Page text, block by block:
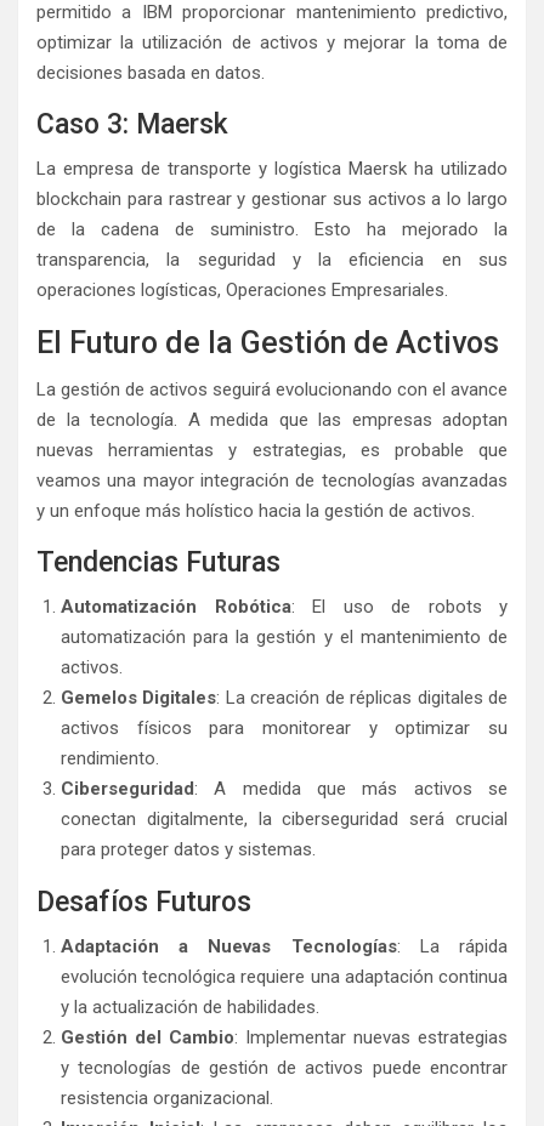
permitido a IBM proporcionar mantenimiento predictivo,
optimizar la utilización de activos y mejorar la toma de
decisiones basada en datos.
Caso 3: Maersk
La empresa de transporte y logística Maersk ha utilizado
blockchain para rastrear y gestionar sus activos a lo largo
de la cadena de suministro. Esto ha mejorado la
transparencia, la seguridad y la eficiencia en sus
operaciones logísticas, Operaciones Empresariales.
El Futuro de la Gestión de Activos
La gestión de activos seguirá evolucionando con el avance
de la tecnología. A medida que las empresas adoptan
nuevas herramientas y estrategias, es probable que
veamos una mayor integración de tecnologías avanzadas
y un enfoque más holístico hacia la gestión de activos.
Tendencias Futuras
Automatización Robótica: El uso de robots y
automatización para la gestión y el mantenimiento de
activos.
Gemelos Digitales: La creación de réplicas digitales de
activos físicos para monitorear y optimizar su
rendimiento.
Ciberseguridad: A medida que más activos se
conectan digitalmente, la ciberseguridad será crucial
para proteger datos y sistemas.
Desafíos Futuros
Adaptación a Nuevas Tecnologías: La rápida
evolución tecnológica requiere una adaptación continua
y la actualización de habilidades.
Gestión del Cambio: Implementar nuevas estrategias
y tecnologías de gestión de activos puede encontrar
resistencia organizacional.